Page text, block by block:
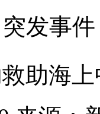
突发事件
助海